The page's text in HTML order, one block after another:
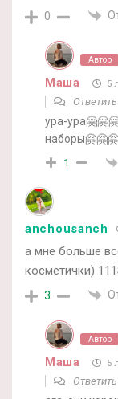
0
Автор
Маша 5
ура-
наборы🤗🤗🤗
1
anchousanch
а мне больше
косметички)
3
Автор
Маша 5